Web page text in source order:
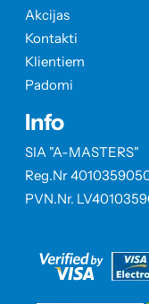
Akcijas
Kontakti
Klientiem
Padomi
Info
SIA "A-MASTERS"
Reg.Nr
PVN.Nr.